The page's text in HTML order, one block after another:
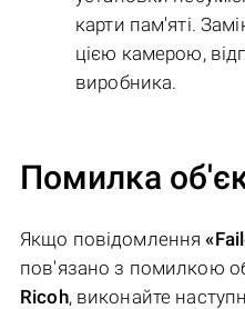
карти пам'яті.
цією камерою,
виробника.
Помилка
Якщо повідомлення
пов'язано з помилкою
Ricoh, виконайте